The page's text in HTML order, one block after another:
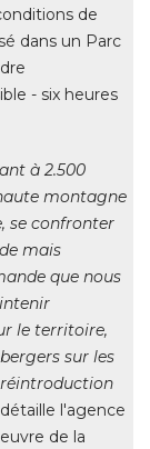
de
dans un Parc
- six heures
à 2.500
montagne
se confronter
mais
que nous
le territoire,
sur les
l'agence
de la